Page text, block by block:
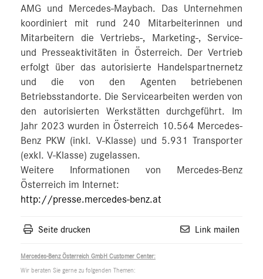
AMG und Mercedes-Maybach. Das Unternehmen
koordiniert mit rund 240 Mitarbeiterinnen und
Mitarbeitern die Vertriebs-, Marketing-, Service-
und Presseaktivitäten in Österreich. Der Vertrieb
erfolgt über das autorisierte Handelspartnernetz
und die von den Agenten betriebenen
Betriebsstandorte. Die Servicearbeiten werden von
den autorisierten Werkstätten durchgeführt. Im
Jahr 2023 wurden in Österreich 10.564 Mercedes-
Benz PKW (inkl. V-Klasse) und 5.931 Transporter
(exkl. V-Klasse) zugelassen.
Weitere Informationen von Mercedes-Benz
Österreich im Internet:
http://presse.mercedes-benz.at
Seite drucken Link mailen
Mercedes-Benz Österreich GmbH Customer Center:
Wir beraten Sie gerne zu folgenden Themen: